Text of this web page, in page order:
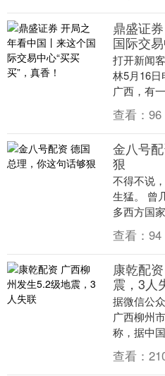
鼎盛证
国际交
打开新闻
林5月16
广西，有
福达国际
车的货....
查看： 96
金八号
狠
不得不说
生猛。 曾
多西方国
但现在，
理默茨在....
查看： 94
康乾配
震，3人
据微信公
广西柳州
称，据中
月18日00
发....
查看：